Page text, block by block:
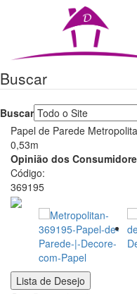
Decore
com
papel
é
pioneira
em
venda
de
Papel
de
Buscar
Buscar
Papel de Parede
0,53m
Opinião dos
Código:
369195
Lista de Desejo